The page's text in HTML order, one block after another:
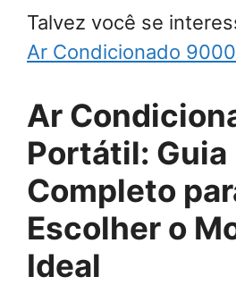
Talvez você se
Ar Condicionado
Ar
Portátil: Guia
Completo
Escolher o
Ideal